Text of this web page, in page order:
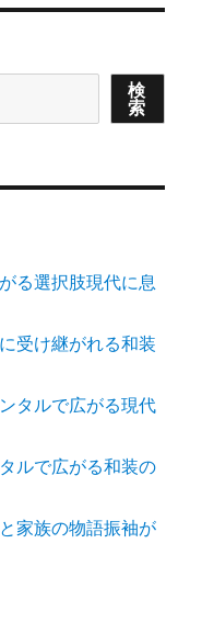
検
索
る選択肢現代に息
受け継がれる和装
タルで広がる現代
ルで広がる和装の
家族の物語振袖が